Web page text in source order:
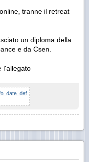
tranne il retreat
un diploma della
e da Csen.
l'allegato